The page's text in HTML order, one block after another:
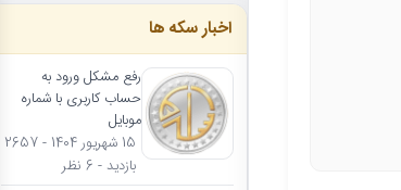
اخبار سکه ها
رفع مشکل ورود به
حساب کاربری با شماره
موبایل
15 شهریور 1404 - 2657
بازدید - 6 نظر